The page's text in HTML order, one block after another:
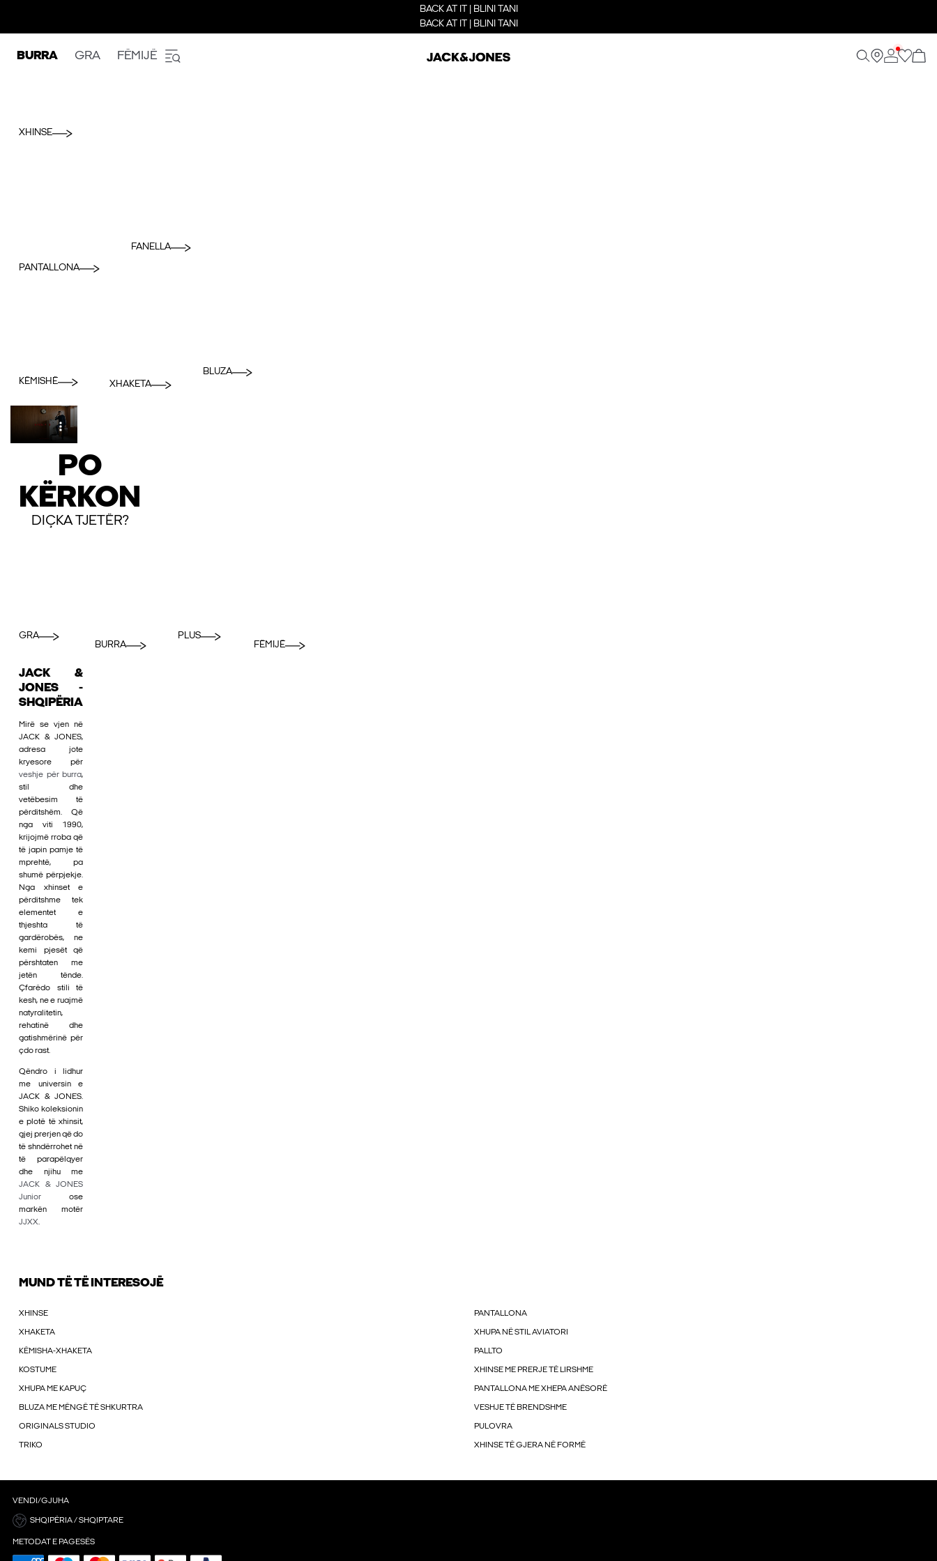
BACK AT IT | BLINI TANI
BACK AT IT | BLINI TANI
BURRA GRA FËMIJË
XHINSE
PANTALLONA
FANELLA
KËMISHË XHAKETA
BLUZA
PO
KËRKON
DIÇKA TJETËR?
GRA
BURRA
PLUS
FËMIJË
JACK &
JONES -
SHQIPËRIA
Mirë se vjen në
JACK & JONES,
adresa jote
kryesore për
veshje për burra,
stil dhe
vetëbesim të
përditshëm. Që
nga viti 1990,
krijojmë rroba që
të japin pamje të
mprehtë, pa
shumë përpjekje.
Nga xhinset e
përditshme tek
elementet e
thjeshta të
gardërobës, ne
kemi pjesët që
përshtaten me
jetën tënde.
Çfarëdo stili të
kesh, ne e ruajmë
natyralitetin,
rehatinë dhe
gatishmërinë për
çdo rast.
Qëndro i lidhur
me universin e
JACK & JONES.
Shiko koleksionin
e plotë të xhinsit,
gjej prerjen që do
të shndërrohet në
të parapëlqyer
dhe njihu me
JACK & JONES
Junior ose
markën motër
JJXX.
MUND TË TË INTERESOJË
XHINSE PANTALLONA
XHAKETA XHUPA NË STIL AVIATORI
KËMISHA-XHAKETA PALLTO
KOSTUME XHINSE ME PRERJE TË LIRSHME
XHUPA ME KAPUÇ PANTALLONA ME XHEPA ANËSORË
BLUZA ME MËNGË TË SHKURTRA VESHJE TË BRENDSHME
ORIGINALS STUDIO PULOVRA
TRIKO XHINSE TË GJERA NË FORMË
VENDI/GJUHA
SHQIPËRIA / SHQIPTARE
METODAT E PAGESËS